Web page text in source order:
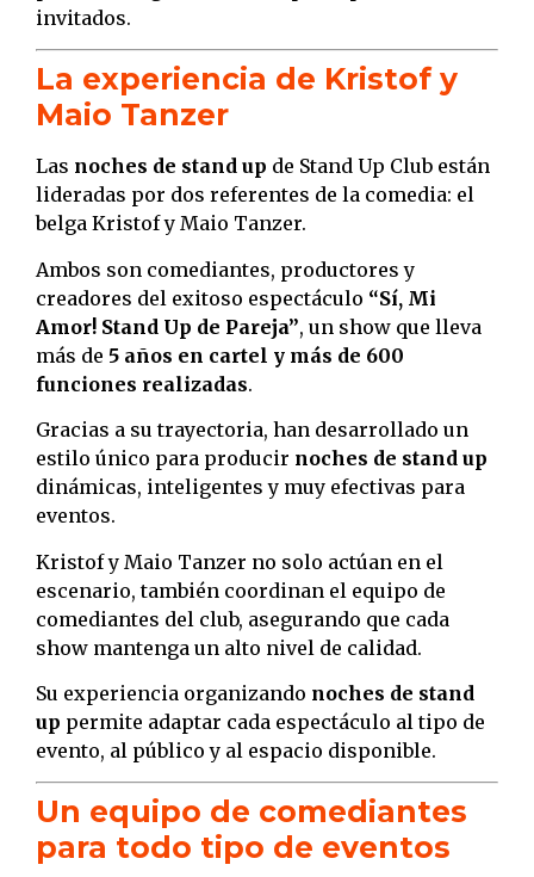
invitados.
La experiencia de Kristof y
Maio Tanzer
Las noches de stand up de Stand Up Club están
lideradas por dos referentes de la comedia: el
belga Kristof y Maio Tanzer.
Ambos son comediantes, productores y
creadores del exitoso espectáculo “Sí, Mi
Amor! Stand Up de Pareja”, un show que lleva
más de 5 años en cartel y más de 600
funciones realizadas.
Gracias a su trayectoria, han desarrollado un
estilo único para producir noches de stand up
dinámicas, inteligentes y muy efectivas para
eventos.
Kristof y Maio Tanzer no solo actúan en el
escenario, también coordinan el equipo de
comediantes del club, asegurando que cada
show mantenga un alto nivel de calidad.
Su experiencia organizando noches de stand
up permite adaptar cada espectáculo al tipo de
evento, al público y al espacio disponible.
Un equipo de comediantes
para todo tipo de eventos